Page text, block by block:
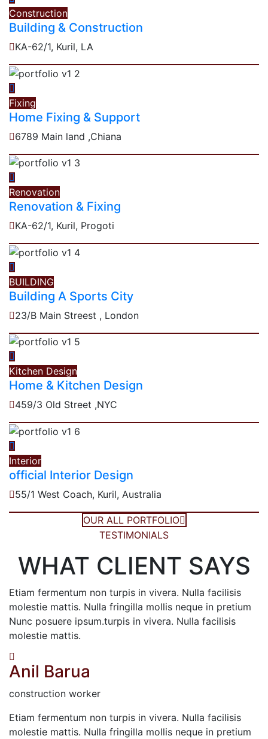
Construction
Building & Construction
KA-62/1, Kuril, LA
Fixing
Home Fixing & Support
6789 Main land ,Chiana
Renovation
Renovation & Fixing
KA-62/1, Kuril, Progoti
BUILDING
Building A Sports City
23/B Main Streest , London
Kitchen Design
Home & Kitchen Design
459/3 Old Street ,NYC
Interior
official Interior Design
55/1 West Coach, Kuril, Australia
OUR ALL PORTFOLIO
TESTIMONIALS
WHAT CLIENT SAYS
Etiam fermentum non turpis in vivera. Nulla facilisis
molestie mattis. Nulla fringilla mollis neque in pretium
Nunc posuere ipsum.turpis in vivera. Nulla facilisis
molestie mattis.
Anil Barua
construction worker
Etiam fermentum non turpis in vivera. Nulla facilisis
molestie mattis. Nulla fringilla mollis neque in pretium